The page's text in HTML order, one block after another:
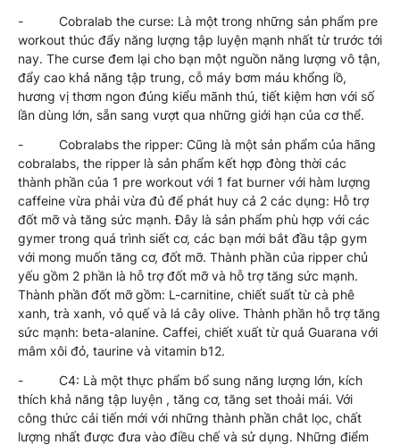
- Cobralab the curse: Là một trong những sản phẩm pre
workout thúc đẩy năng lượng tập luyện mạnh nhất từ trước tới
nay. The curse đem lại cho bạn một nguồn năng lượng vô tận,
đẩy cao khả năng tập trung, cỗ máy bơm máu khổng lồ,
hương vị thơm ngon đúng kiểu mãnh thú, tiết kiệm hơn với số
lần dùng lớn, sẵn sang vượt qua những giới hạn của cơ thể.
- Cobralabs the ripper: Cũng là một sản phẩm của hãng
cobralabs, the ripper là sản phẩm kết hợp đòng thời các
thành phần của 1 pre workout với 1 fat burner với hàm lượng
caffeine vừa phải vừa đủ để phát huy cả 2 các dụng: Hỗ trợ
đốt mỡ và tăng sức mạnh. Đây là sản phẩm phù hợp với các
gymer trong quá trình siết cơ, các bạn mới bắt đầu tập gym
với mong muốn tăng cơ, đốt mỡ. Thành phần của ripper chủ
yếu gồm 2 phần là hỗ trợ đốt mỡ và hỗ trợ tăng sức mạnh.
Thành phần đốt mỡ gồm: L-carnitine, chiết suất từ cà phê
xanh, trà xanh, vỏ quế và lá cây olive. Thành phần hỗ trợ tăng
sức mạnh: beta-alanine. Caffei, chiết xuất từ quả Guarana với
mâm xôi đỏ, taurine và vitamin b12.
- C4: Là một thực phẩm bổ sung năng lượng lớn, kích
thích khả năng tập luyện , tăng cơ, tăng set thoải mái. Với
công thức cải tiến mới với những thành phần chắt lọc, chất
lượng nhất được đưa vào điều chế và sử dụng. Những điểm